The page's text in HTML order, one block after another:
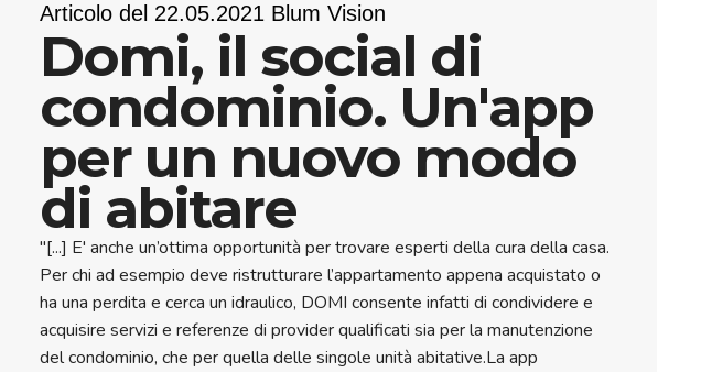
Articolo del 22.05.2021 Blum Vision
Domi, il social di
condominio. Un'app
per un nuovo modo
di abitare
"[...] E' anche un’ottima opportunità per trovare esperti della cura della casa.
Per chi ad esempio deve ristrutturare l’appartamento appena acquistato o
ha una perdita e cerca un idraulico, DOMI consente infatti di condividere e
acquisire servizi e referenze di provider qualificati sia per la manutenzione
del condominio, che per quella delle singole unità abitative.La app